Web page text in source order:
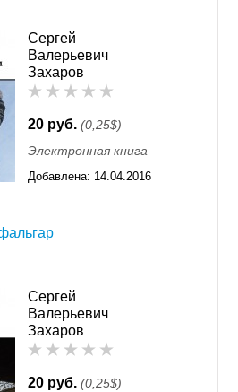
Сергей
Валерьевич
Захаров
20 руб. (0,25$)
Электронная книга
Добавлена: 14.04.2016
Сергей
Валерьевич
Захаров
20 руб. (0,25$)